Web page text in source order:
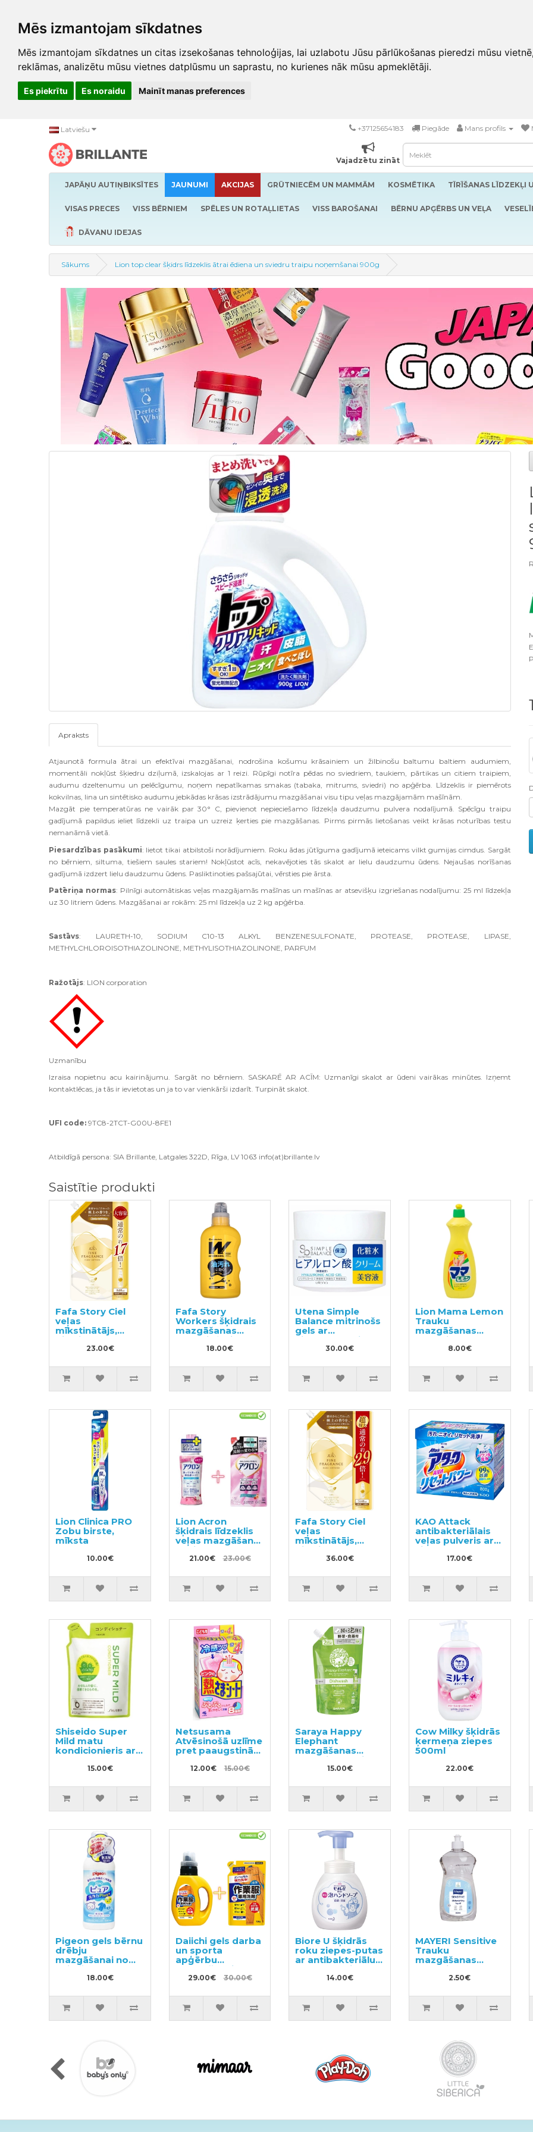
Mēs izmantojam sīkdatnes
Mēs izmantojam sīkdatnes un citas izsekošanas tehnoloģijas, lai uzlabotu Jūsu pārlūkošanas pieredzi mūsu
reklāmas, analizētu mūsu vietnes datplūsmu un saprastu, no kurienes nāk mūsu apmeklētāji.
Es piekrītu Es noraidu Mainīt manas preferences
Latviešu +37125654183 Piegāde Mans profils
Vajadzētu zināt
JAPĀŅU AUTIŅBIKSĪTES JAUNUMI AKCIJAS GRŪTNIECĒM UN MAMMĀM KOSMĒTIKA TĪRĪŠANAS LĪDZEKĻI
VISAS PRECES VISS BĒRNIEM SPĒLES UN ROTAĻLIETAS VISS BAROŠANAI BĒRNU APĢĒRBS UN VEĻA
DĀVANU IDEJAS
Sākums Lion top clear šķidrs līdzeklis ātrai ēdiena un sviedru traipu noņemšanai 900g
Apraksts
Atjaunotā formula ātrai un efektīvai mazgāšanai, nodrošina košumu krāsainiem un žilbinošu baltumu baltiem audumiem,
momentāli nokļūst šķiedru dziļumā, izskalojas ar 1 reizi. Rūpīgi notīra pēdas no sviedriem, taukiem, pārtikas un citiem traipiem,
audumu dzeltenumu un pelēcīgumu, noņem nepatīkamas smakas (tabaka, mitrums, sviedri) no apģērba. Līdzeklis ir piemērots
kokvilnas, lina un sintētisko audumu jebkādas krāsas izstrādājumu mazgāšanai visu tipu veļas mazgājamām mašīnām.
Mazgāt pie temperatūras ne vairāk par 30° C, pievienot nepieciešamo līdzekļa daudzumu pulvera nodalījumā. Spēcīgu traipu
gadījumā papildus ieliet līdzekli uz traipa un uzreiz ķerties pie mazgāšanas. Pirms pirmās lietošanas veikt krāsas noturības testu
nemanāmā vietā.
Piesardzības pasākumi: lietot tikai atbilstoši norādījumiem. Roku ādas jūtīguma gadījumā ieteicams vilkt gumijas cimdus. Sargāt
no bērniem, siltuma, tiešiem saules stariem! Nokļūstot acīs, nekavējoties tās skalot ar lielu daudzumu ūdens. Nejaušas norīšanas
gadījumā izdzert lielu daudzumu ūdens. Pasliktinoties pašsajūtai, vērsties pie ārsta.
Patēriņa normas: Pilnīgi automātiskas veļas mazgājamās mašīnas un mašīnas ar atsevišķu izgriešanas nodalījumu: 25 ml līdzekļa
uz 30 litriem ūdens. Mazgāšanai ar rokām: 25 ml līdzekļa uz 2 kg apģērba.
Sastāvs: LAURETH-10, SODIUM C10-13 ALKYL BENZENESULFONATE, PROTEASE, PROTEASE, LIPASE,
METHYLCHLOROISOTHIAZOLINONE, METHYLISOTHIAZOLINONE, PARFUM
Ražotājs: LION corporation
Uzmanību
Izraisa nopietnu acu kairinājumu. Sargāt no bērniem. SASKARĒ AR ACĪM: Uzmanīgi skalot ar ūdeni vairākas minūtes. Izņemt
kontaktlēcas, ja tās ir ievietotas un ja to var vienkārši izdarīt. Turpināt skalot.
UFI code: 9TC8-2TCT-G00U-8FE1
Atbildīgā persona: SIA Brillante, Latgales 322D, Rīga, LV 1063 info(at)brillante.lv
Saistītie produkti
Fafa Story Ciel
veļas
mīkstinātājs,
pildviela 840ml
23.00€
Fafa Story
Workers šķidrais
mazgāšanas
līdzeklis ļoti
netīrai veļai un
800ml
18.00€
Utena Simple
Balance mitrinošs
gels ar
hialuronskābi
30.00€
Lion Mama Lemon
Trauku
mazgāšanas
līdzeklis 800ml
8.00€
Lion Clinica PRO
Zobu birste,
mīksta
10.00€
Lion Acron
šķidrais līdzeklis
veļas mazgāšanai
ar ziedu aromātu
450ml + pildviela
21.00€ 23.00€
Fafa Story Ciel
veļas
mīkstinātājs,
pildviela 1440ml
36.00€
KAO Attack
antibakteriālais
veļas pulveris ar
ziedu aromātu
17.00€
Shiseido Super
Mild matu
kondicionieris ar
pildviela 400ml
15.00€
Netsusama
Atvēsinošā uzlīme
pret paaugstinātu
10 gadiem 16gab
12.00€ 15.00€
Saraya Happy
Elephant
mazgāšanas
līdzeklis traukiem,
dārzeņiem un
500ml
15.00€
Cow Milky šķidrās
ķermeņa ziepes
500ml
22.00€
Pigeon gels bērnu
drēbju
mazgāšanai no
dzimšanas 600ml
18.00€
Daiichi gels darba
un sporta
apģērbu
mazgāšanai
800ml + pildviela
29.00€ 30.00€
Biore U šķidrās
roku ziepes-putas
ar antibakteriālu
efektu, ar vieglu
citrusu aromātu
14.00€
MAYERI Sensitive
Trauku
mazgāšanas
līdzeklis 500ml
2.50€